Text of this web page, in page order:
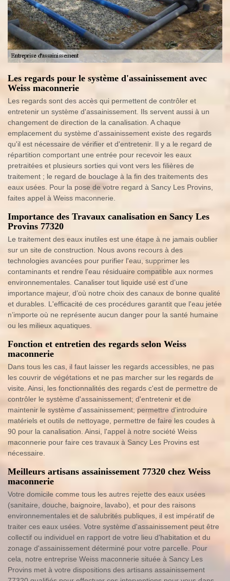
Les regards pour le système d'assainissement avec
Weiss maconnerie
Les regards sont des accès qui permettent de contrôler et
entretenir un système d'assainissement. Ils servent aussi à un
changement de direction de la canalisation. A chaque
emplacement du système d'assainissement existe des regards
qu'il est nécessaire de vérifier et d'entretenir. Il y a le regard de
répartition comportant une entrée pour recevoir les eaux
pretraitées et plusieurs sorties qui vont vers les filières de
traitement ; le regard de bouclage à la fin des traitements des
eaux usées. Pour la pose de votre regard à Sancy Les Provins,
faites appel à Weiss maconnerie.
Importance des Travaux canalisation en Sancy Les
Provins 77320
Le traitement des eaux inutiles est une étape à ne jamais oublier
sur un site de construction. Nous avons recours à des
technologies avancées pour purifier l'eau, supprimer les
contaminants et rendre l'eau résiduaire compatible aux normes
environnementales. Canaliser tout liquide usé est d’une
importance majeur, d’où notre choix des canaux de bonne qualité
et durables. L'efficacité de ces procédures garantit que l'eau jetée
n’importe où ne représente aucun danger pour la santé humaine
ou les milieux aquatiques.
Fonction et entretien des regards selon Weiss
maconnerie
Dans tous les cas, il faut laisser les regards accessibles, ne pas
les couvrir de végétations et ne pas marcher sur les regards de
visite. Ainsi, les fonctionnalités des regards c'est de permettre de
contrôler le système d'assainissement; d'entretenir et de
maintenir le système d'assainissement; permettre d'introduire
matériels et outils de nettoyage, permettre de faire les coudes à
90 pour la canalisation. Ainsi, l'appel à notre société Weiss
maconnerie pour faire ces travaux à Sancy Les Provins est
nécessaire.
Meilleurs artisans assainissement 77320 chez Weiss
maconnerie
Votre domicile comme tous les autres rejette des eaux usées
(sanitaire, douche, baignoire, lavabo), et pour des raisons
environnementales et de salubrités publiques, il est impératif de
traiter ces eaux usées. Votre système d'assainissement peut être
collectif ou individuel en rapport de votre lieu d'habitation et du
zonage d'assainissement déterminé pour votre parcelle. Pour
cela, notre entreprise Weiss maconnerie située à Sancy Les
Provins met à votre dispositions des artisans assainissement